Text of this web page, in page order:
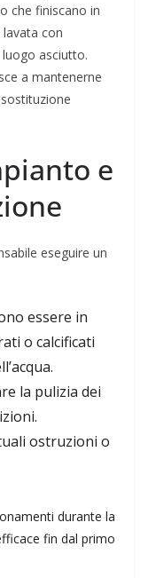
che finiscano in
con
asciutto.
a mantenerne
e
eseguire un
essere in
o calcificati
la pulizia dei
ostruzioni o
durante la
fin dal primo